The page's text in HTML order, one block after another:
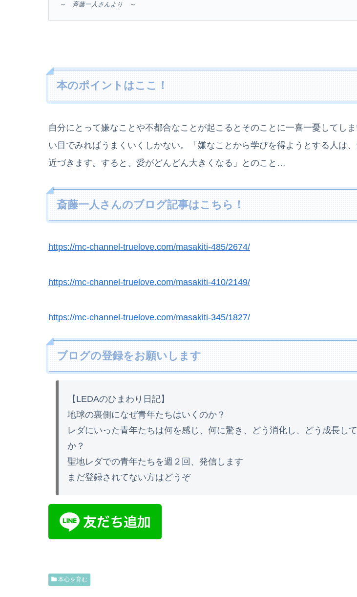
～ 斉藤一人さんより ～
本のポイントはここ！
自分にとって嫌なことや不都合なことが起こるとそのことに一喜一憂してし
い目でみればうまくいくしかない。「嫌なことから学びを得ようとする人は
近づきます。すると、愛がどんどん大きくなる」とのこと…
斎藤一人さんのブログ記事はこちら！
https://mc-channel-truelove.com/masakiti-485/2674/
https://mc-channel-truelove.com/masakiti-410/2149/
https://mc-channel-truelove.com/masakiti-345/1827/
ブログの登録をお願いします
【LEDAのひまわり日記】
地球の裏側になぜ青年たちはいくのか？
レダにいった青年たちは何を感じ、何に驚き、どう消化し、どう成長し
か？
聖地レダでの青年たちを週２回、発信します
まだ登録されてない方はどうぞ
本心を育む